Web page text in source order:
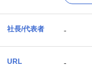
社長/代表者 -
URL -